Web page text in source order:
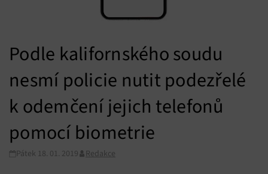
Podle kalifornského soudu
nesmí policie nutit podezřelé
k odemčení jejich telefonů
pomocí biometrie
Pátek 18. 01. 2019 Redakce